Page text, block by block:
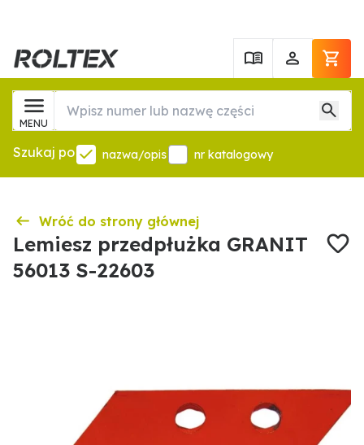
MENU
Szukaj po nazwa/opis nr katalogowy
Wróć do strony głównej
Lemiesz przedpłużka GRANIT
56013 S-22603